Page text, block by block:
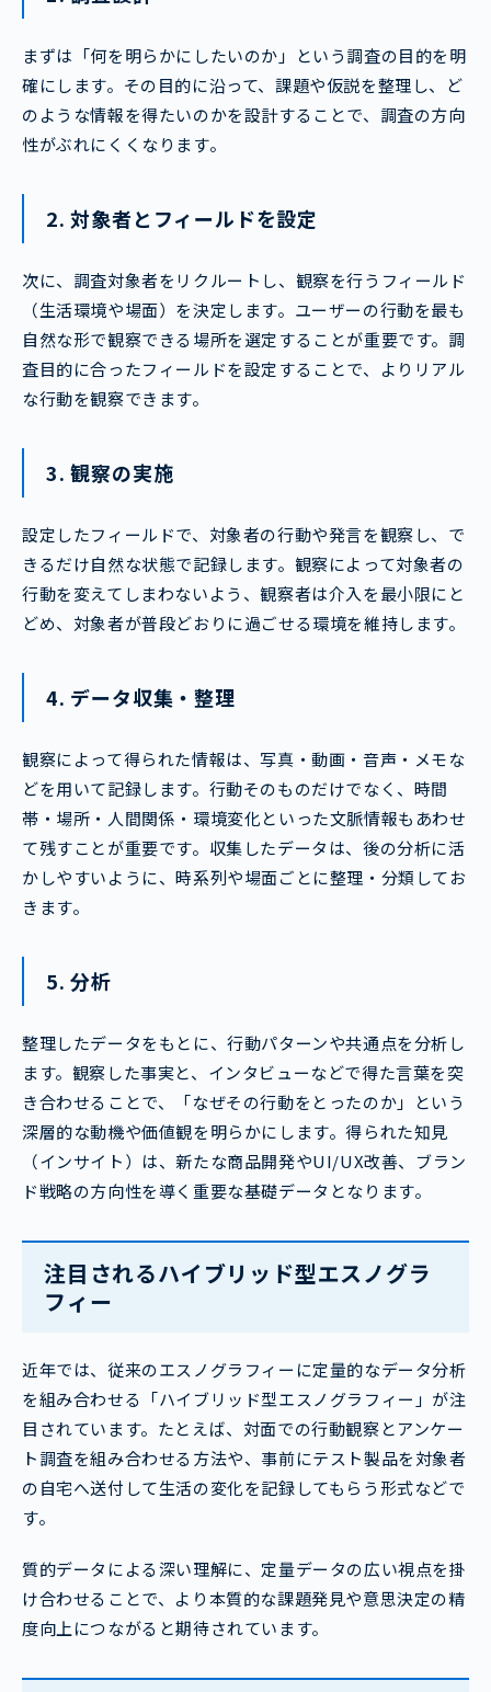
まずは「何を明らかにしたいのか」という調査の目的を明
確にします。その目的に沿って、課題や仮説を整理し、ど
のような情報を得たいのかを設計することで、調査の方向
性がぶれにくくなります。
2. 対象者とフィールドを設定
次に、調査対象者をリクルートし、観察を行うフィールド
（生活環境や場面）を決定します。ユーザーの行動を最も
自然な形で観察できる場所を選定することが重要です。調
査目的に合ったフィールドを設定することで、よりリアル
な行動を観察できます。
3. 観察の実施
設定したフィールドで、対象者の行動や発言を観察し、で
きるだけ自然な状態で記録します。観察によって対象者の
行動を変えてしまわないよう、観察者は介入を最小限にと
どめ、対象者が普段どおりに過ごせる環境を維持します。
4. データ収集・整理
観察によって得られた情報は、写真・動画・音声・メモな
どを用いて記録します。行動そのものだけでなく、時間
帯・場所・人間関係・環境変化といった文脈情報もあわせ
て残すことが重要です。収集したデータは、後の分析に活
かしやすいように、時系列や場面ごとに整理・分類してお
きます。
5. 分析
整理したデータをもとに、行動パターンや共通点を分析し
ます。観察した事実と、インタビューなどで得た言葉を突
き合わせることで、「なぜその行動をとったのか」という
深層的な動機や価値観を明らかにします。得られた知見
（インサイト）は、新たな商品開発やUI/UX改善、ブラン
ド戦略の方向性を導く重要な基礎データとなります。
注目されるハイブリッド型エスノグラ
フィー
近年では、従来のエスノグラフィーに定量的なデータ分析
を組み合わせる「ハイブリッド型エスノグラフィー」が注
目されています。たとえば、対面での行動観察とアンケー
ト調査を組み合わせる方法や、事前にテスト製品を対象者
の自宅へ送付して生活の変化を記録してもらう形式などで
す。
質的データによる深い理解に、定量データの広い視点を掛
け合わせることで、より本質的な課題発見や意思決定の精
度向上につながると期待されています。